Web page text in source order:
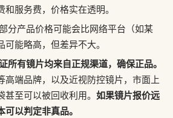
服务费，价格实在透明。
分产品价格可能会比网络平台（如某
能略高，但差异不大。
所有镜片均来自正规渠道，确保正品。
高端品牌，以及近视防控镜片，市面上
至可以被回收利用。 如果镜片报价远
以判定非真品。